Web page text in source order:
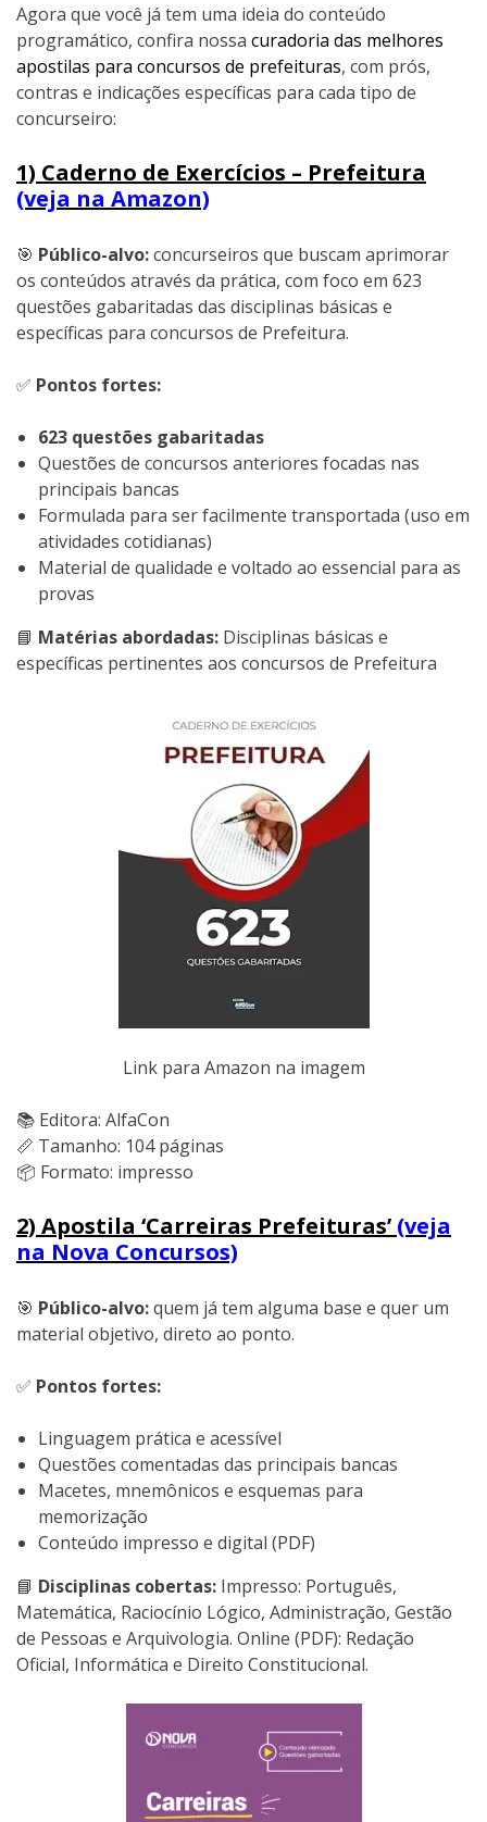
Agora que você já tem uma ideia do conteúdo
programático, confira nossa curadoria das melhores
apostilas para concursos de prefeituras, com prós,
contras e indicações específicas para cada tipo de
concurseiro:
1) Caderno de Exercícios – Prefeitura
(veja na Amazon)
🎯 Público-alvo:concurseiros que buscam aprimorar
os conteúdos através da prática, com foco em 623
questões gabaritadas das disciplinas básicas e
específicas para concursos de Prefeitura.
✅ Pontos fortes:
623 questões gabaritadas
Questões de concursos anteriores focadas nas
principais bancas
Formulada para ser facilmente transportada (uso em
atividades cotidianas)
Material de qualidade e voltado ao essencial para as
provas
📘 Matérias abordadas: Disciplinas básicas e
específicas pertinentes aos concursos de Prefeitura
Link para Amazon na imagem
📚 Editora: AlfaCon
📏 Tamanho: 104 páginas
📦 Formato: impresso
2) Apostila ‘Carreiras Prefeituras’ (veja
na Nova Concursos)
🎯 Público-alvo:quem já tem alguma base e quer um
material objetivo, direto ao ponto.
✅ Pontos fortes:
Linguagem prática e acessível
Questões comentadas das principais bancas
Macetes, mnemônicos e esquemas para
memorização
Conteúdo impresso e digital (PDF)
📘 Disciplinas cobertas: Impresso: Português,
Matemática, Raciocínio Lógico, Administração, Gestão
de Pessoas e Arquivologia. Online (PDF): Redação
Oficial, Informática e Direito Constitucional.